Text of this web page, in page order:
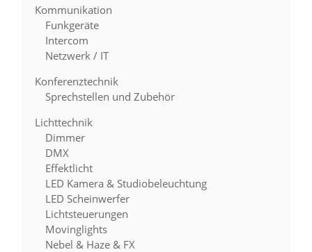
Kommunikation
Funkgeräte
Intercom
Netzwerk / IT
Konferenztechnik
Sprechstellen und Zubehör
Lichttechnik
Dimmer
DMX
Effektlicht
LED Kamera & Studiobeleuchtung
LED Scheinwerfer
Lichtsteuerungen
Movinglights
Nebel & Haze & FX